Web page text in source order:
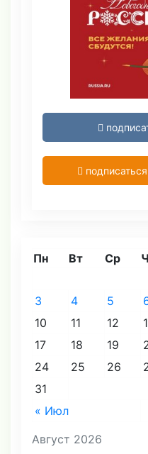
Август 2026
Пн Вт Ср
« Июл
3
4 5
10
11 12
17
18 19
24
25 26
31